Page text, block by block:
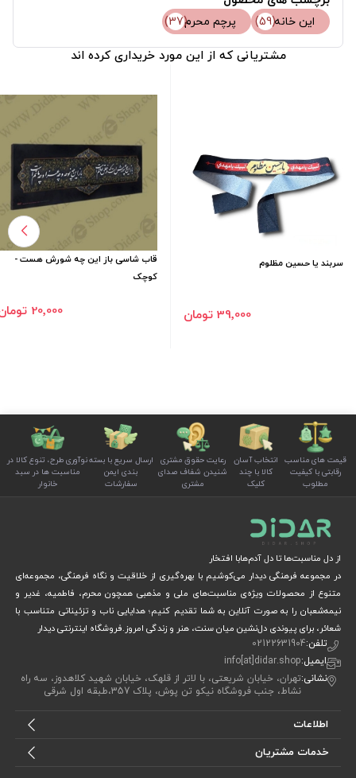
این خانه(59) پرچم محرم(37)
مشتریانی که از این مورد خریداری کرده اند
سربند یا حسین مظلوم
39٬000 تومان
قاب شاسی باز این چه شورش هست -
کوچک
20٬000 تومان
قیمت های مناسب
رقابتی با کیفیت
مطلوب
انتخاب آسان
کالا با چند
کلیک
رعایت حقوق مشتری
شنیدن شفاف صدای
مشتری
ارسال سریع با بسته
بندی ایمن
سفارشات
نوآوری طرح، تنوع کالا در
مناسبت ها در سبد
خانوار
از دل مناسبت‌ها تا دل آدم‌هابا افتخار
در مجموعه فرهنگی دیدار می‌کوشیم با بهره‌گیری از خلاقیت و نگاه فرهنگی، مجموعه‌ای
متنوع از محصولات ویژه‌ی مناسبت‌های ملی و مذهبی همچون محرم، فاطمیه، غدیر و
نیمه‌شعبان را به صورت آنلاین به شما تقدیم کنیم؛ هدایایی ناب و تزئیناتی متناسب با
شعائر، برای پیوندی دل‌نشین میان سنت، هنر و زندگی امروز.فروشگاه اینترنتی دیدار
تلفن:02122631904
ایمیل:info[at]didar.shop
نشانی:تهران، خیابان شریعتی، با لاتر از قلهک، خیابان شهید کلاهدوز، سه راه
نشاط، جنب فروشگاه نیکو تن پوش، پلاک 357،طبقه اول شرقی
اطلاعات
خدمات مشتریان